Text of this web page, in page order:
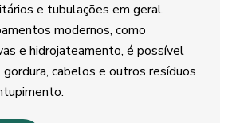
e tubulações em geral.
modernos, como
e hidrojateamento, é possível
gordura, cabelos e outros resíduos